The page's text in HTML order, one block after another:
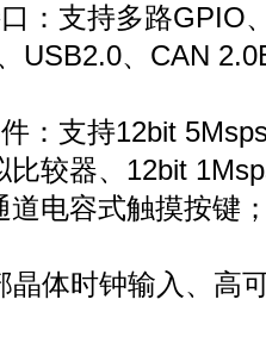
：支持多路GPIO
USB2.0、CAN
：支持12bit
较器、12bit
道电容式触摸按键
晶体时钟输入、高